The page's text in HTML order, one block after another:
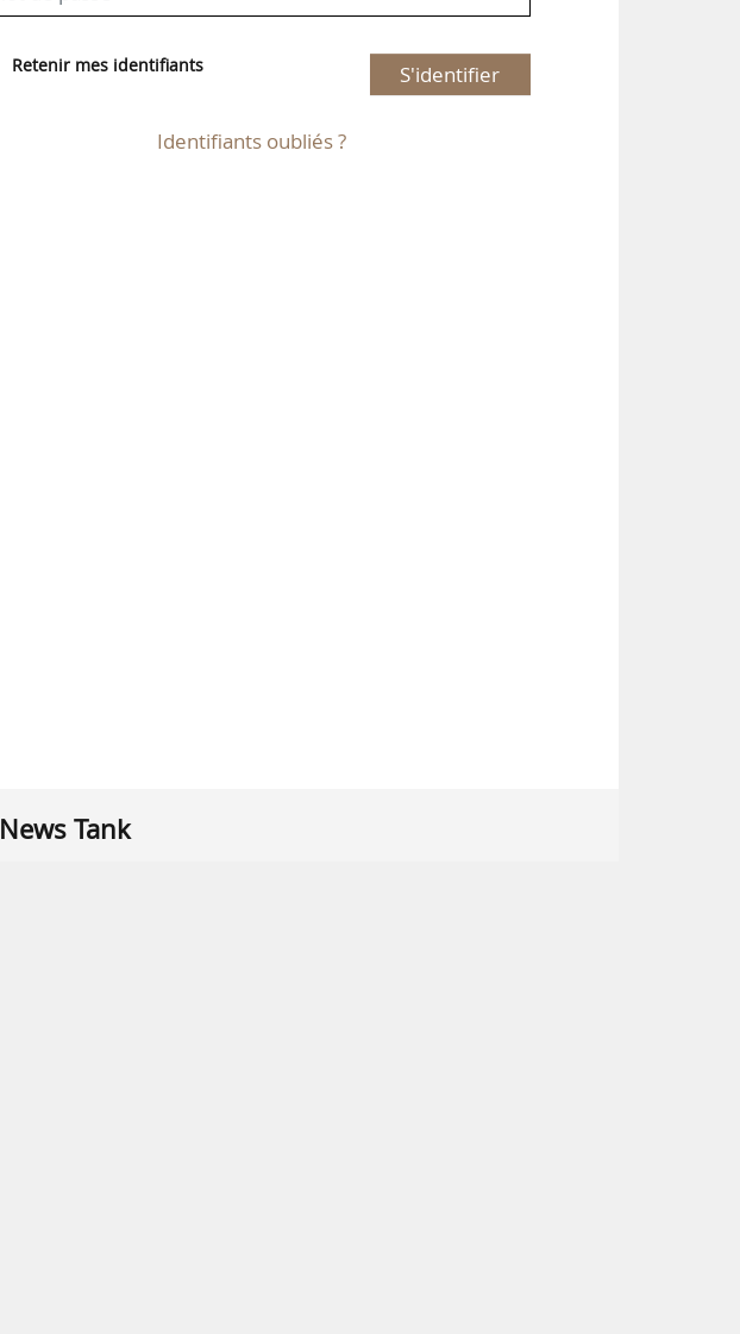
Retenir mes identifiants S'identifier
Identifiants oubliés ?
News Tank